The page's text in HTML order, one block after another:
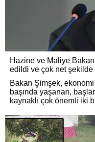
Hazine ve Maliye
edildi ve çok net şekilde
Bakan Şimşek, ekonomi
başında yaşanan,
kaynaklı çok önemli iki